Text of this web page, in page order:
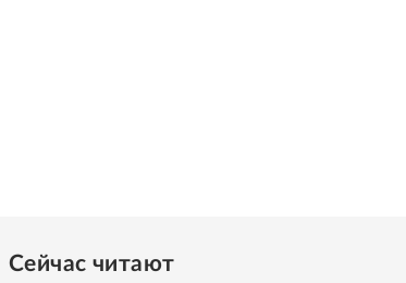
Сейчас читают